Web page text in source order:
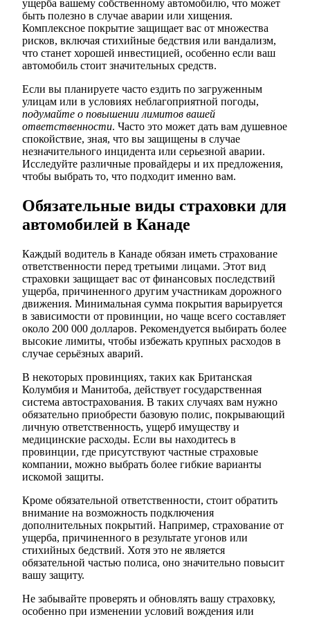
ущерба вашему собственному автомобилю, что может
быть полезно в случае аварии или хищения.
Комплексное покрытие защищает вас от множества
рисков, включая стихийные бедствия или вандализм,
что станет хорошей инвестицией, особенно если ваш
автомобиль стоит значительных средств.
Если вы планируете часто ездить по загруженным
улицам или в условиях неблагоприятной погоды,
подумайте о повышении лимитов вашей
ответственности. Часто это может дать вам душевное
спокойствие, зная, что вы защищены в случае
незначительного инцидента или серьезной аварии.
Исследуйте различные провайдеры и их предложения,
чтобы выбрать то, что подходит именно вам.
Обязательные виды страховки для
автомобилей в Канаде
Каждый водитель в Канаде обязан иметь страхование
ответственности перед третьими лицами. Этот вид
страховки защищает вас от финансовых последствий
ущерба, причиненного другим участникам дорожного
движения. Минимальная сумма покрытия варьируется
в зависимости от провинции, но чаще всего составляет
около 200 000 долларов. Рекомендуется выбирать более
высокие лимиты, чтобы избежать крупных расходов в
случае серьёзных аварий.
В некоторых провинциях, таких как Британская
Колумбия и Манитоба, действует государственная
система автострахования. В таких случаях вам нужно
обязательно приобрести базовую полис, покрывающий
личную ответственность, ущерб имуществу и
медицинские расходы. Если вы находитесь в
провинции, где присутствуют частные страховые
компании, можно выбрать более гибкие варианты
искомой защиты.
Кроме обязательной ответственности, стоит обратить
внимание на возможность подключения
дополнительных покрытий. Например, страхование от
ущерба, причиненного в результате угонов или
стихийных бедствий. Хотя это не является
обязательной частью полиса, оно значительно повысит
вашу защиту.
Не забывайте проверять и обновлять вашу страховку,
особенно при изменении условий вождения или